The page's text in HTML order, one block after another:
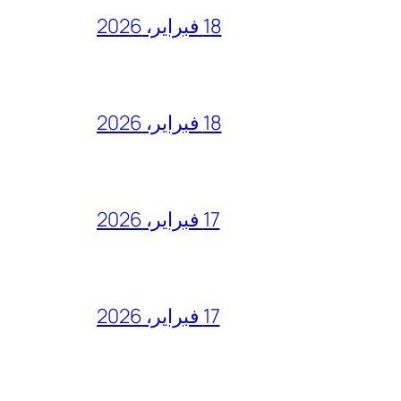
18 فبراير، 2026
18 فبراير، 2026
17 فبراير، 2026
17 فبراير، 2026